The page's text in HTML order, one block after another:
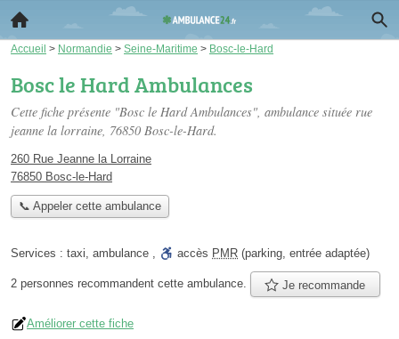
Accueil > Normandie > Seine-Maritime > Bosc-le-Hard
Bosc le Hard Ambulances
Cette fiche présente "Bosc le Hard Ambulances", ambulance située rue
jeanne la lorraine, 76850 Bosc-le-Hard.
260 Rue Jeanne la Lorraine
76850 Bosc-le-Hard
📞 Appeler cette ambulance
Services : taxi, ambulance , accès PMR (parking, entrée adaptée)
2 personnes recommandent cette ambulance. Je recommande
Améliorer cette fiche